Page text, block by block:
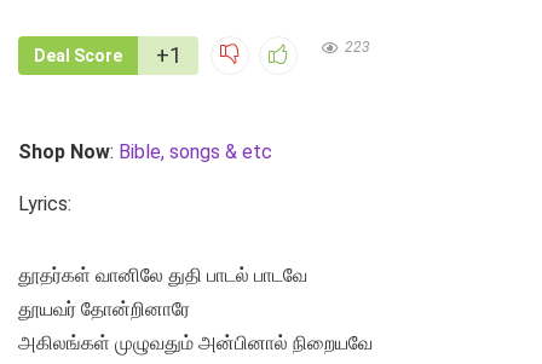
Deal Score +1 223
Shop Now: Bible, songs & etc
Lyrics:
தூதர்கள் வானிலே துதி பாடல் பாடவே
தூயவர் தோன்றினாரே
அகிலங்கள் முழுவதும் அன்பினால் நிறையவே